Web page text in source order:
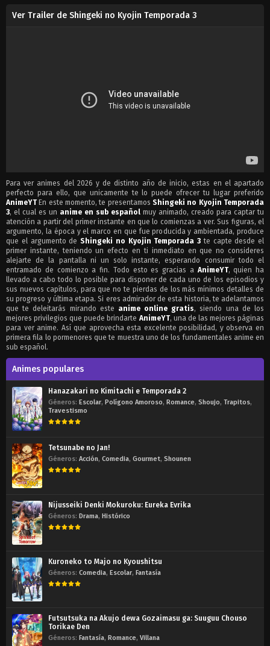
Relatos del pasado
Ver Trailer de Shingeki no Kyojin Temporada 3
Para ver animes del 2026 y de distinto año de inicio, estas en el apartado
perfecto para ello, que unicamente te lo puede ofrecer tu lugar preferido
AnimeYTEn este momento, te presentamos Shingeki no Kyojin Temporada
3, el cual es un anime en sub español muy animado, creado para captar tu
atención a partir del primer instante en que lo comienzas a ver. Sus figuras, el
argumento, la época y el marco en que fue producida y ambientada, produce
que el argumento de Shingeki no Kyojin Temporada 3 te capte desde el
primer instante, teniendo un efecto en ti inmediato en que no consideres
alejarte de la pantalla ni un solo instante, esperando consumir todo el
entramado de comienzo a fin. Todo esto es gracias a AnimeYT, quien ha
llevado a cabo todo lo posible para disponer de cada uno de los episodios y
sus nuevos capítulos, para que no te pierdas de los más mínimos detalles de
su progreso y última etapa. Si eres admirador de esta historia, te adelantamos
que te deleitarás mirando este anime online gratis, siendo una de los
mejores privilegios que puede brindarte AnimeYT, una de las mejores páginas
para ver anime. Así que aprovecha esta excelente posibilidad, y observa en
primera fila lo pormenores que te muestra uno de los fundamentales anime en
sub español.
Animes populares
Hanazakari no Kimitachi e Temporada 2
Géneros: Escolar, Polígono Amoroso, Romance, Shoujo, Trapitos,
Travestismo
Tetsunabe no Jan!
Géneros: Acción, Comedia, Gourmet, Shounen
Nijusseiki Denki Mokuroku: Eureka Evrika
Géneros: Drama, Histórico
Kuroneko to Majo no Kyoushitsu
Géneros: Comedia, Escolar, Fantasía
Futsutsuka na Akujo dewa Gozaimasu ga: Suuguu Chouso
Torikae Den
Géneros: Fantasía, Romance, Villana